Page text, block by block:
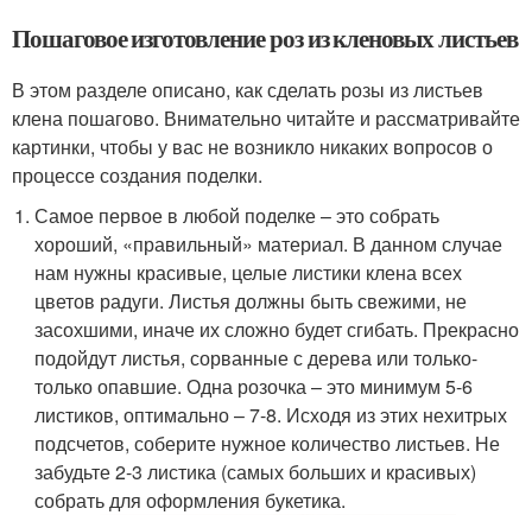
Пошаговое изготовление роз из кленовых листьев
В этом разделе описано, как сделать розы из листьев
клена пошагово. Внимательно читайте и рассматривайте
картинки, чтобы у вас не возникло никаких вопросов о
процессе создания поделки.
Самое первое в любой поделке – это собрать
хороший, «правильный» материал. В данном случае
нам нужны красивые, целые листики клена всех
цветов радуги. Листья должны быть свежими, не
засохшими, иначе их сложно будет сгибать. Прекрасно
подойдут листья, сорванные с дерева или только-
только опавшие. Одна розочка – это минимум 5-6
листиков, оптимально – 7-8. Исходя из этих нехитрых
подсчетов, соберите нужное количество листьев. Не
забудьте 2-3 листика (самых больших и красивых)
собрать для оформления букетика.